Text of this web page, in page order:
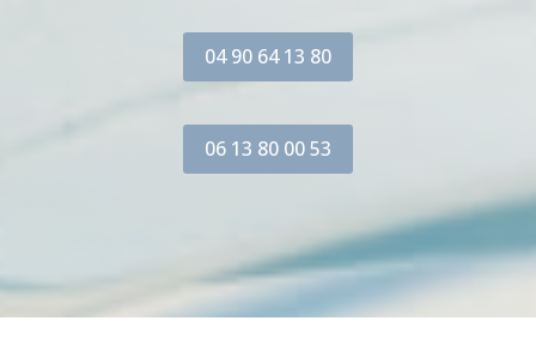
04 90 64 13 80
06 13 80 00 53